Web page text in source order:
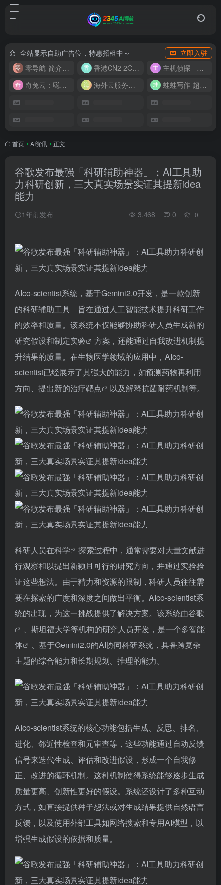
全站显示自助广告位，特惠招租中～
立即入驻
零导航-简介实用的网址导航
香港CN2 2C2G20M 9.9/月
主机侦探 - 少花钱，用好云
奇兔云：聪明人的“省”钱计划！
海外云服务器全网最低价 蛙蛙写作-超级AI智能写作助手
首页 • AI资讯 • 正文
谷歌发布最强「科研辅助神器」：AI工具助
力科研创新，三大真实场景实证其提新idea
能力
1年前发布 3,468 0 0
AIco-scientist系统，基于Gemini2.0开发，是一款创新
的科研辅助工具，旨在通过人工智能技术提升科研工作
的效率和质量。该系统不仅能够协助科研人员生成新的
研究假设和制定实验
方案，还能通过自我改进机制提
升结果的质量。在生物医学领域的应用中，AIco-
scientist已经展示了其强大的能力，如预测药物再利用
方向、提出新的治疗靶点 以及解释抗菌耐药机制等。
科研人员在科学
探索过程中，通常需要对大量文献进
行观察和以提出新颖且可行的研究方向，并通过实验验
证这些想法。由于精力和资源的限制，科研人员往往需
要在探索的广度和深度之间做出平衡。AIco-scientist系
统的出现，为这一挑战提供了解决方案。该系统由谷歌
、斯坦福大学等机构的研究人员开发，是一个多智能
体
、基于Gemini2.0的AI协同科研系统，具备跨复杂
主题的综合能力和长期规划、推理的能力。
AIco-scientist系统的核心功能包括生成、反思、排名、
进化、邻近性检查和元审查等，这些功能通过自动反馈
信号来迭代生成、评估和改进假设，形成一个自我修
正、改进的循环机制。这种机制使得系统能够逐步生成
质量更高、创新性更好的假设。系统还设计了多种互动
方式，如直接提供种子想法或对生成结果提供自然语言
反馈，以及使用外部工具如网络搜索和专用AI模型，以
增强生成假设的依据和质量。